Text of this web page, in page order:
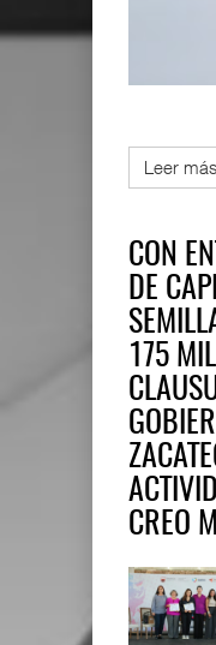
Leer
CON
DE
175
CREO